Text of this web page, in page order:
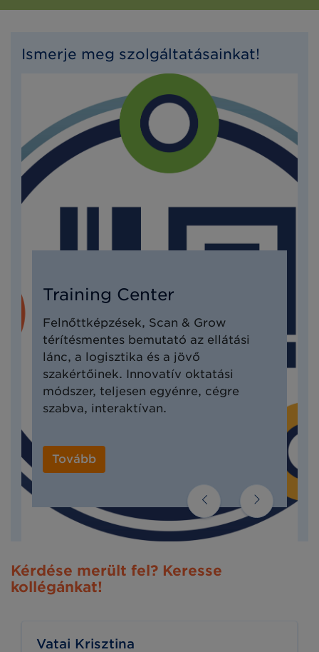
Ismerje meg szolgáltatásainkat!
Training Center
Felnőttképzések, Scan & Grow
térítésmentes bemutató az ellátási
lánc, a logisztika és a jövő
szakértőinek. Innovatív oktatási
módszer, teljesen egyénre, cégre
szabva, interaktívan.
Tovább
Kérdése merült fel? Keresse
kollégánkat!
Vatai Krisztina